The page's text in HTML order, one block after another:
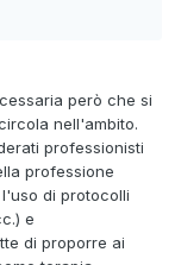
però che si
nell'ambito.
professionisti
professione
di protocolli
e
di proporre ai